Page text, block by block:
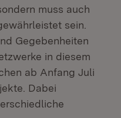
muss auch
sein.
Gegebenheiten
in diesem
ab Anfang Juli
Dabei